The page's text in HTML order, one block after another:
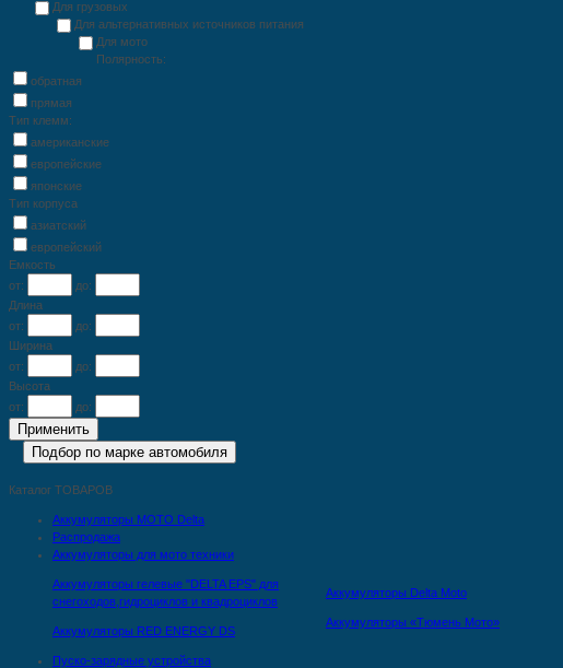
Для грузовых
Для альтернативных источников питания
Для мото
Полярность:
обратная
прямая
Тип клемм:
американские
европейские
японские
Тип корпуса
азиатский
европейский
Емкость
от:
до:
Длина
от:
до:
Ширина
от:
до:
Высота
от:
до:
Каталог ТОВАРОВ
Аккумуляторы MOTO Delta
Распродажа
Аккумуляторы для мото техники
Аккумуляторы гелевые "DELTA EPS" для
снегоходов,гидроциклов и квадроциклов
Аккумуляторы RED ENERGY DS
Аккумуляторы Delta Moto
Аккумуляторы «Тюмень Мото»
Пуско-зарядные устройства